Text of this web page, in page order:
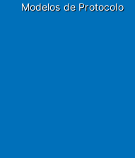
Modelos de Protocolo